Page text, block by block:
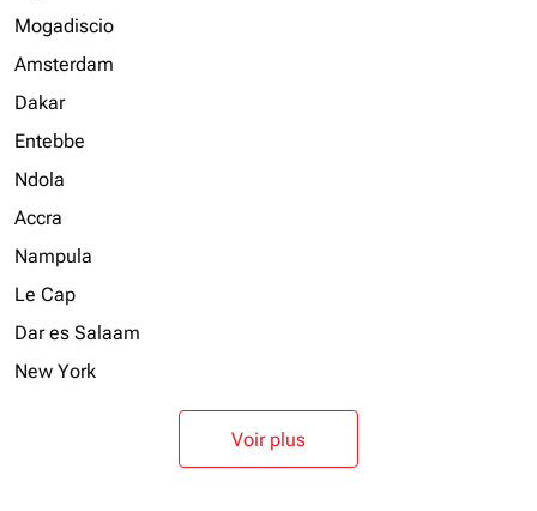
Mogadiscio
Amsterdam
Dakar
Entebbe
Ndola
Accra
Nampula
Le Cap
Dar es Salaam
New York
Voir plus